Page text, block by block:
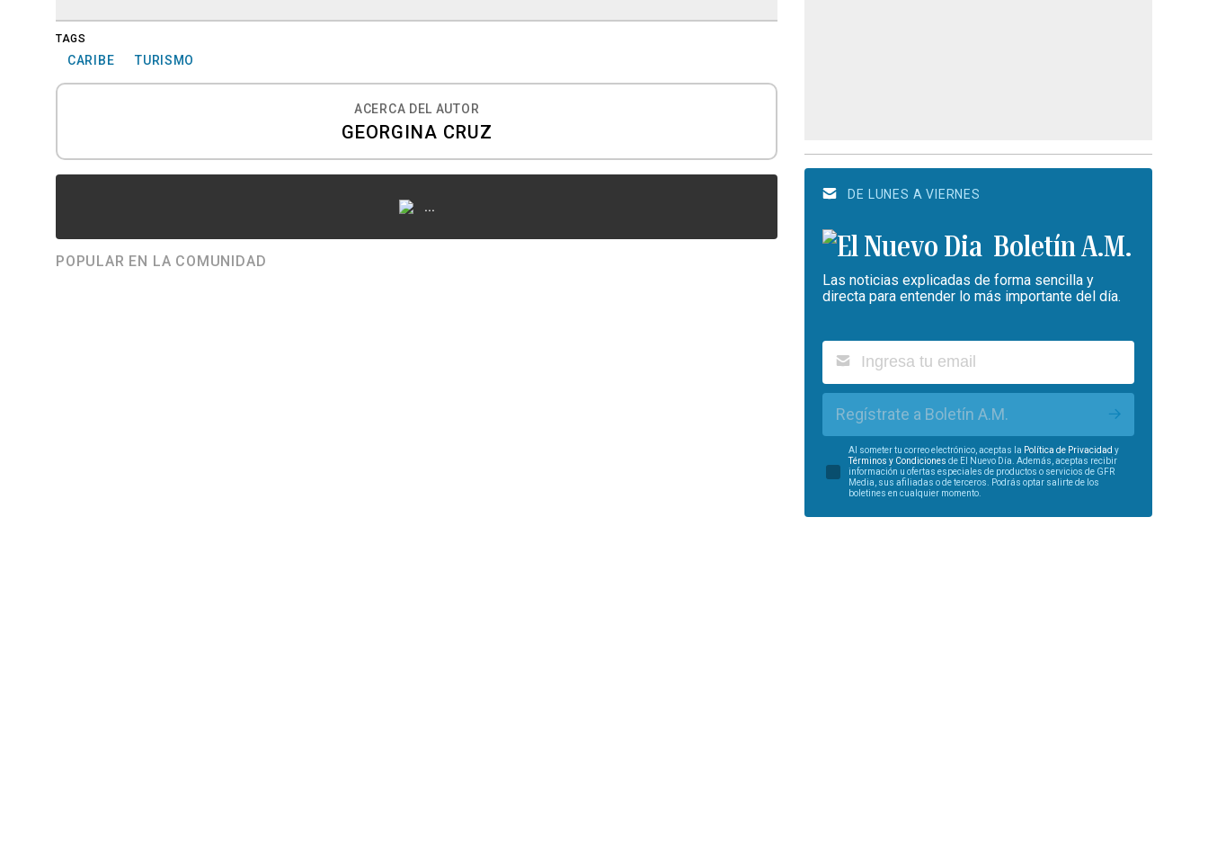
TAGS
CARIBE TURISMO
ACERCA DEL AUTOR
GEORGINA CRUZ
...
POPULAR EN LA COMUNIDAD
DE LUNES A VIERNES
Boletín A.M.
Las noticias explicadas de forma sencilla y
directa para entender lo más importante del día.
Regístrate a Boletín A.M.
Al someter tu correo electrónico, aceptas la Política de Privacidad y
Términos y Condiciones de El Nuevo Día. Además, aceptas recibir
información u ofertas especiales de productos o servicios de GFR
Media, sus afiliadas o de terceros. Podrás optar salirte de los
boletines en cualquier momento.